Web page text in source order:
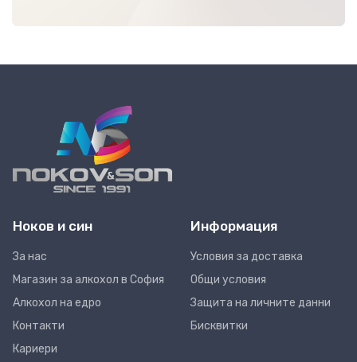
Ноков и син
За нас
Магазин за алкохол в София
Алкохол на едро
Контакти
Кариери
Информация
Условия за доставка
Общи условия
Защита на личните данни
Бисквитки